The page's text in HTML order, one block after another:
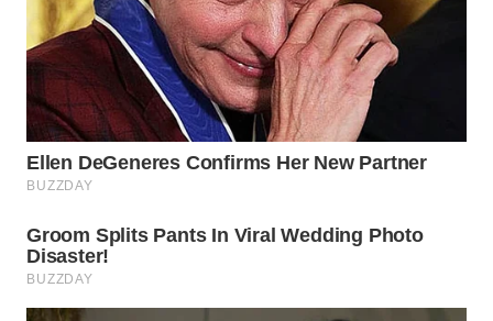
SUMEDANG
WN
CIANJUR
KEPULAUAN
SERIBU
WN
TANGERANG